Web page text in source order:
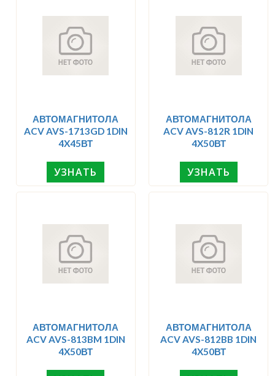
АВТОМАГНИТОЛА
ACV AVS-1713GD 1DIN
4X45ВТ
УЗНАТЬ
АВТОМАГНИТОЛА
ACV AVS-812R 1DIN
4X50ВТ
УЗНАТЬ
АВТОМАГНИТОЛА
ACV AVS-813BM 1DIN
4X50ВТ
АВТОМАГНИТОЛА
ACV AVS-812BB 1DIN
4X50ВТ